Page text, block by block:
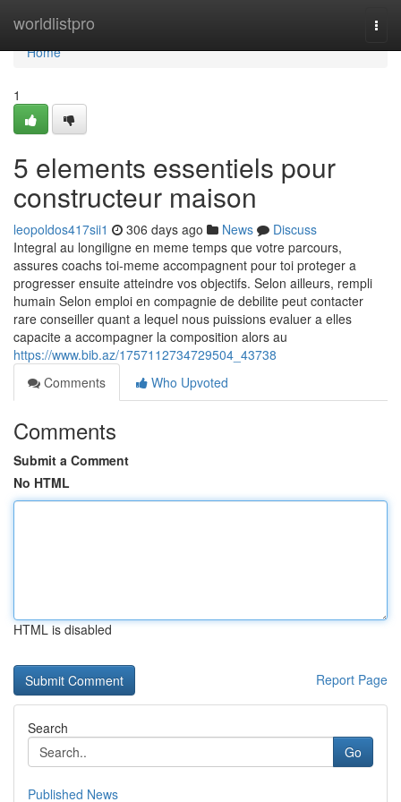
worldlistpro
Home
Home
1
5 elements essentiels pour
constructeur maison
leopoldos417sii1 306 days ago News
Discuss
Integral au longiligne en meme temps que votre parcours,
assures coachs toi-meme accompagnent pour toi proteger a
progresser ensuite atteindre vos objectifs. Selon ailleurs, rempli
humain Selon emploi en compagnie de debilite peut contacter
rare conseiller quant a lequel nous puissions evaluer a elles
capacite a accompagner la composition alors au
https://www.bib.az/1757112734729504_43738
Comments
Who Upvoted
Comments
Submit a Comment
No HTML
HTML is disabled
Report Page
Search
Go
Published News